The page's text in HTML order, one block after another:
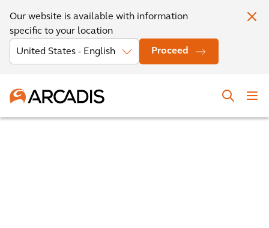
Our website is available with information
specific to your location
Proceed